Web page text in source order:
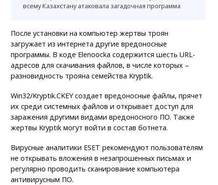
всему Казахстану атаковала загадочная программа
После установки на компьютер жертвы троян
загружает из интернета другие вредоносные
программы. В коде Elenoocka содержится шесть URL-
адресов для скачивания файлов, в числе которых –
разновидность трояна семейства Kryptik.
Win32/Kryptik.CKEY создает вредоносные файлы, прячет
их среди системных файлов и открывает доступ для
заражения другими видами вредоносного ПО. Также
жертвы Kryptik могут войти в состав ботнета.
Вирусные аналитики ESET рекомендуют пользователям
не открывать вложения в незапрошенных письмах и
регулярно проводить сканирование компьютера
антивирусным ПО.